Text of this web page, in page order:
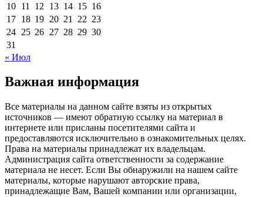
10 11 12 13 14 15 16
17 18 19 20 21 22 23
24 25 26 27 28 29 30
31
« Июл
Важная информация
Все материалы на данном сайте взяты из открытых
источников — имеют обратную ссылку на материал в
интернете или присланы посетителями сайта и
предоставляются исключительно в ознакомительных целях.
Права на материалы принадлежат их владельцам.
Администрация сайта ответственности за содержание
материала не несет. Если Вы обнаружили на нашем сайте
материалы, которые нарушают авторские права,
принадлежащие Вам, Вашей компании или организации,